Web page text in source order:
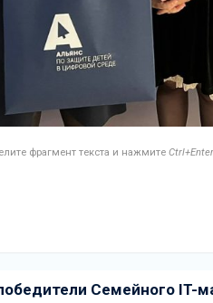
фрагмент текста и нажмите Ctrl+Enter
Семейного IT-